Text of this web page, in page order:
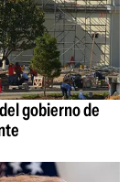
gobierno de